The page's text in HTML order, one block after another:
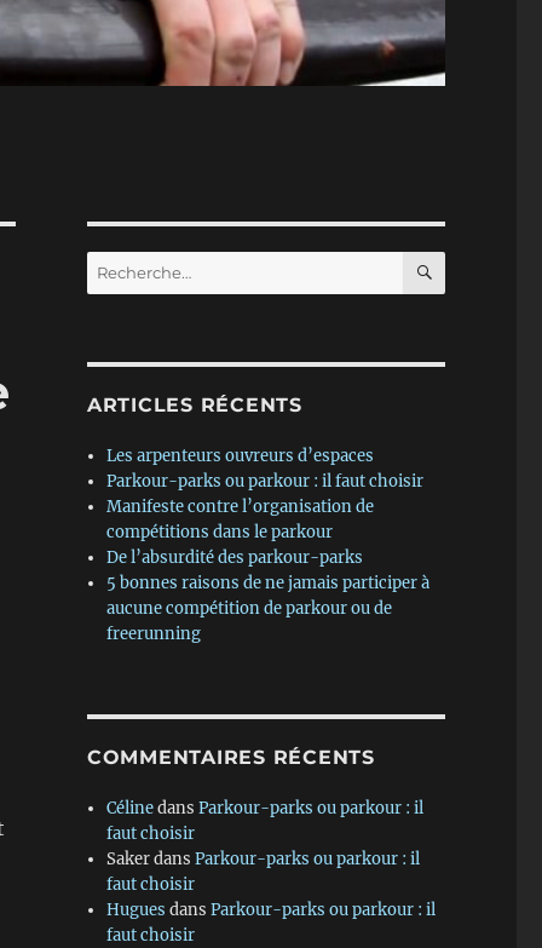
Recherche
pour :
ARTICLES RÉCENTS
Les arpenteurs ouvreurs d’espaces
Parkour-parks ou parkour : il faut choisir
Manifeste contre l’organisation de
compétitions dans le parkour
De l’absurdité des parkour-parks
5 bonnes raisons de ne jamais participer à
aucune compétition de parkour ou de
freerunning
COMMENTAIRES RÉCENTS
CélinedansParkour-parks ou parkour : il
faut choisir
SakerdansParkour-parks ou parkour : il
faut choisir
Hugues dansParkour-parks ou parkour : il
faut choisir